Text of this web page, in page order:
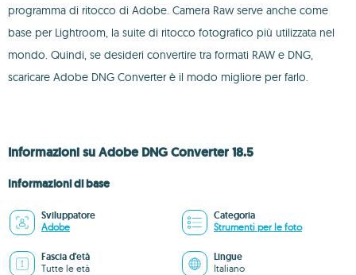
programma di ritocco di Adobe. Camera Raw serve anche come
base per Lightroom, la suite di ritocco fotografico più utilizzata nel
mondo. Quindi, se desideri convertire tra formati RAW e DNG,
scaricare Adobe DNG Converter è il modo migliore per farlo.
Informazioni su Adobe DNG Converter 18.5
Informazioni di base
Sviluppatore
Adobe
Categoria
Strumenti per le foto
Fascia d'età
Tutte le età
Lingue
Italiano